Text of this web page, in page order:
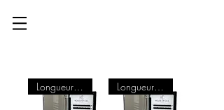
Longueur Unique Longueur Unique